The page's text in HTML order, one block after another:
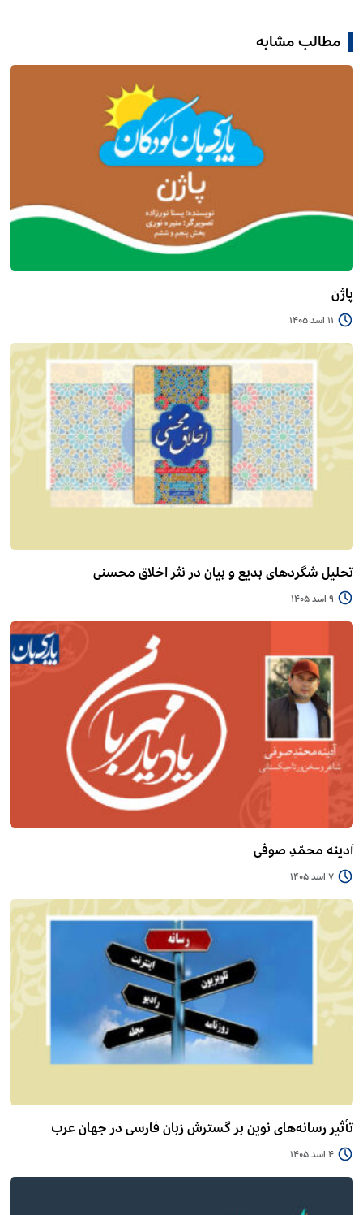
مطالب مشابه
پاژن
11 اسد 1405
تحلیل شگردهای بدیع و بیان در نثر اخلاق محسنی
9 اسد 1405
آدینه محمّدِ صوفی
7 اسد 1405
تأثیر رسانه‌های نوین بر گسترش زبان فارسی در جهان عرب
4 اسد 1405